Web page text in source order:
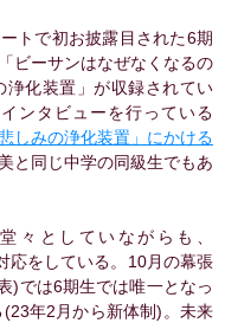
トで初お披露目された6期
ビーサンはなぜなくなるの
化装置」が収録されてい
ンタビューを行っている
しみの浄化装置」にかける
と同じ中学の同級生でもあ
々としていながらも、
応をしている。10月の幕張
)では6期生では唯一となっ
年2月から新体制)。未来